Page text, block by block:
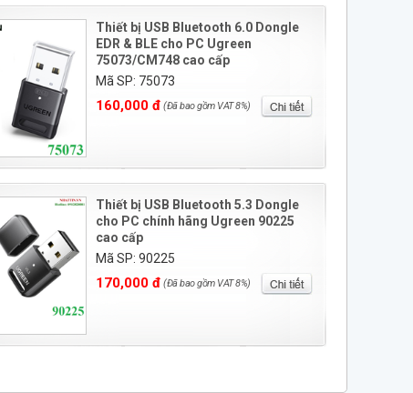
Thiết bị USB Bluetooth 6.0 Dongle
EDR & BLE cho PC Ugreen
75073/CM748 cao cấp
Mã SP: 75073
160,000 đ (Đã bao gồm VAT 8%)
Thiết bị USB Bluetooth 5.3 Dongle
cho PC chính hãng Ugreen 90225
cao cấp
Mã SP: 90225
170,000 đ (Đã bao gồm VAT 8%)